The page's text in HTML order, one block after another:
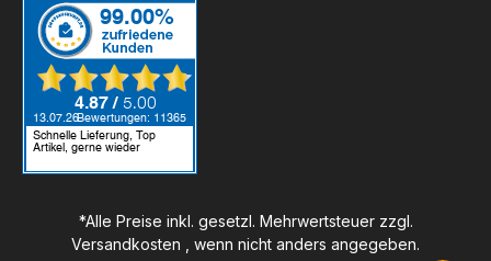
*Alle Preise inkl. gesetzl. Mehrwertsteuer zzgl.
Versandkosten , wenn nicht anders angegeben.